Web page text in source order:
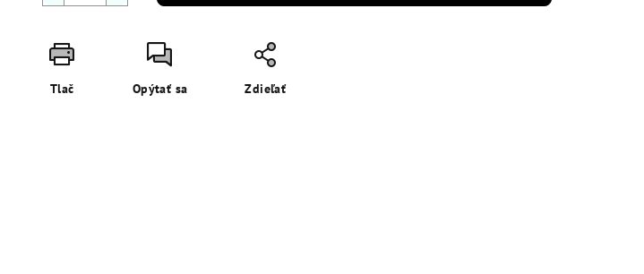
Tlač Opýtať sa Zdieľať